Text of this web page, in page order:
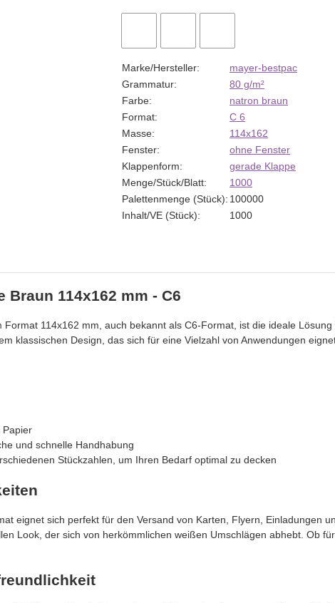
Marke/Hersteller:
mayer-bestpac
Grammatur:
80 g/m²
Farbe:
natron braun
Format:
C 6
Masse:
114x162
Fenster:
ohne Fenster
Klappenform:
gerade Klappe
Menge/Stück/Blatt:
1000
Palettenmenge (Stück): 100000
Inhalt/VE (Stück):
1000
Braun 114x162 mm - C6
114x162 mm, auch bekannt als C6-Format, ist die ideale
klassischen Design, das sich für eine Vielzahl von Anwendungen
Papier
und schnelle Handhabung
Stückzahlen, um Ihren Bedarf optimal zu decken
eignet sich perfekt für den Versand von Karten, Flyern,
Look, der sich von herkömmlichen weißen Umschlägen abhebt. Ob